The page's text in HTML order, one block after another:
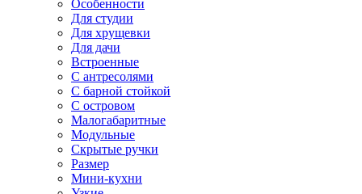
Особенности
Для студии
Для хрущевки
Для дачи
Встроенные
С антресолями
С барной стойкой
С островом
Малогабаритные
Модульные
Скрытые ручки
Размер
Мини-кухни